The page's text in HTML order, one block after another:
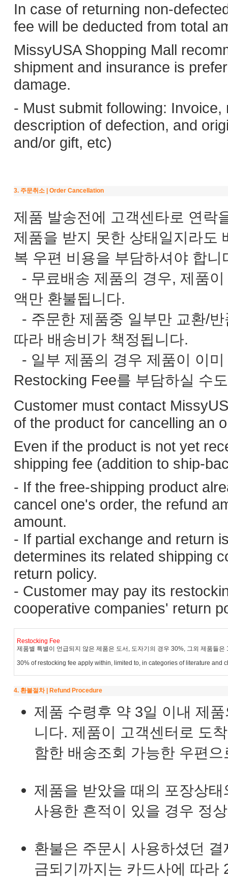
In case of returning non-
fee will be deducted from total
MissyUSA Shopping Mall
shipment and insurance is
damage.
- Must submit following:
description of defection, and
and/or gift, etc)
3. 주문취소 | Order Cancellation
제품 발송전에 고객센타로 연락
제품을 받지 못한 상태일지라도
복 우편 비용을 부담하셔야 합니
- 무료배송 제품의 경우, 제품
액만 환불됩니다.
- 주문한 제품중 일부만 교환/
따라 배송비가 책정됩니다.
- 일부 제품의 경우 제품이 이
Restocking Fee를 부담하실 수
Customer must contact
of the product for cancelling an
Even if the product is not yet
shipping fee (addition to ship-
- If the free-shipping product
cancel one's order, the refund
amount.
- If partial exchange and return
determines its related shipping
return policy.
- Customer may pay its
cooperative companies' return
Restocking Fee
제품별 특별이 언급되지 않은 제품은 도서, 도자기의 경우 30%, 그외 제품들
30% of restocking fee apply within, limited to, in categories of literature
4. 환불절차 | Refund Procedure
제품 수령후 약 3일 이내 제
니다. 제품이 고객센터로 도
함한 배송조회 가능한 우편
제품을 받았을 때의 포장상
사용한 흔적이 있을 경우 정
환불은 주문시 사용하셨던
금되기까지는 카드사에 따라